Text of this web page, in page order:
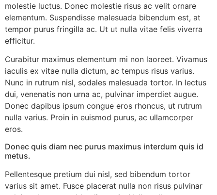
molestie luctus. Donec molestie risus ac velit ornare
elementum. Suspendisse malesuada bibendum est, at
tempor purus fringilla ac. Ut ut nulla vitae felis viverra
efficitur.
Curabitur maximus elementum mi non laoreet. Vivamus
iaculis ex vitae nulla dictum, ac tempus risus varius.
Nunc in rutrum nisl, sodales malesuada tortor. In lectus
dui, venenatis non urna ac, pulvinar imperdiet augue.
Donec dapibus ipsum congue eros rhoncus, ut rutrum
nulla varius. Proin in euismod purus, ac ullamcorper
eros.
Donec quis diam nec purus maximus interdum quis id
metus.
Pellentesque pretium dui nisl, sed bibendum tortor
varius sit amet. Fusce placerat nulla non risus pulvinar